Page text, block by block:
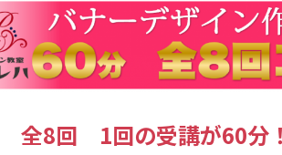
全8回 1回の受講が60分！